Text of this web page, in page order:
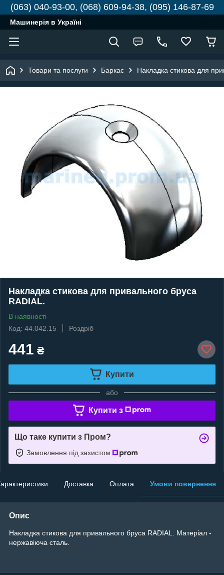
(063) 040-93-00, (068) 609-94-38, (095) 146-87-69
Машинерія в Україні
Товари та послуги Баркас Накладка стикова для
Накладка стикова для привального бруса
RADIAL.
В наявності
Код: 44.042.15
Роздріб
441 ₴
Купити
або
Купити з
Що таке купити з Пром?
Замовлення під захистом
Доставка Оплата Умови повернення
Опис
Накладка стикова для привального бруса RADIAL. Матеріал -
нержавіюча сталь.